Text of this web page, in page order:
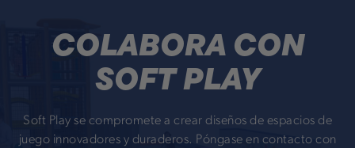
COLABORA CON
SOFT PLAY
Soft Play se compromete a crear diseños de espacios de
juego innovadores y duraderos. Póngase en contacto con